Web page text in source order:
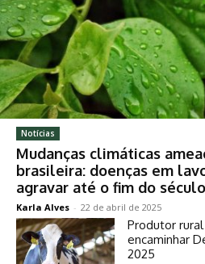
Notícias
Mudanças climáticas
brasileira: doenças em
agravar até o fim do século
Karla Alves - 22 de abril de 2025
Produtor
encaminhar
2025